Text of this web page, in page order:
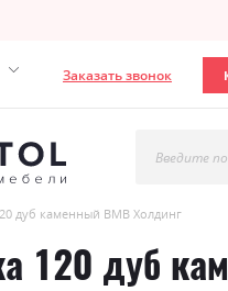
Заказать звонок
Введите
дуб каменный ВМВ Холдинг
120 дуб